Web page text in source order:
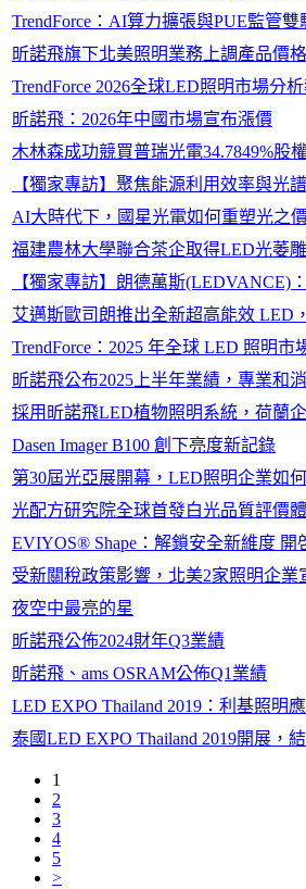
TrendForce：AI算力擴張與PUE監管
昕諾飛旗下北美照明業務上調產品價格
TrendForce 2026全球LED照明市場分
昕諾飛：2026年中國市場宣布漲價
木林森成功競買普瑞光電34.7849%股
【獨家專訪】聚焦能源利用效率與光
AI大時代下，國星光電如何重塑光之
福建農林大學聯合茶企取得LED光萎
【獨家專訪】朗德萬斯(LEDVANCE)
艾邁斯歐司朗推出全新超高能效 LED
TrendForce：2025 年全球 LED 照明
昕諾飛公布2025上半年業績，專業和
採用昕諾飛LED植物照明系統，荷蘭
Dasen Imager B100 創下亮度新記錄
第30屆光亞展開幕，LED照明企業如
光配方研究院全球首發白光品質評價
EVIYOS® Shape：解鎖安全新維度 開
受新關稅政策影響，北美2家照明企業
夜空中最亮的星
昕諾飛公佈2024財年Q3業績
昕諾飛、ams OSRAM公佈Q1業績
LED EXPO Thailand 2019：利基照明
泰國LED EXPO Thailand 2019開展，
1
2
3
4
5
>